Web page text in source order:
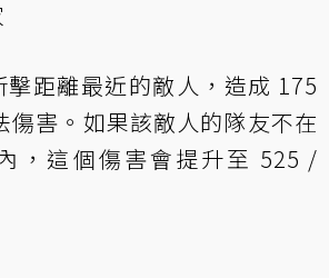
距離最近的敵人，造成 175
害。如果該敵人的隊友不在
，這個傷害會提升至 525 /